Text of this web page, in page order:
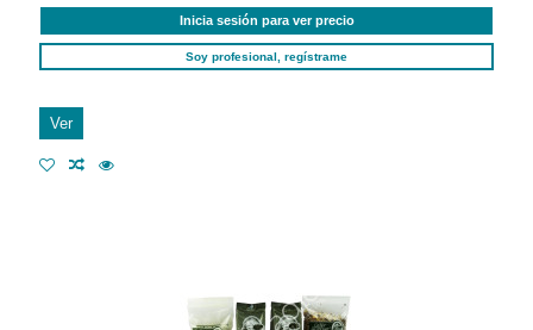
Inicia sesión para ver precio
Soy profesional, regístrame
Ver